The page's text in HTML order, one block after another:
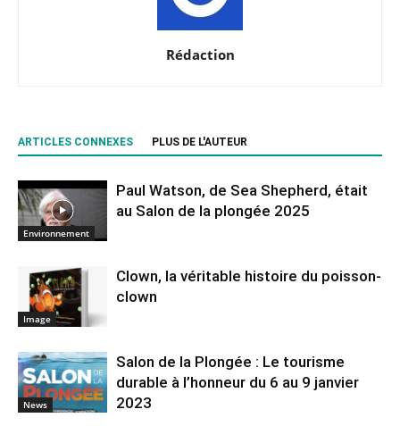
Rédaction
ARTICLES CONNEXES PLUS DE L'AUTEUR
Environnement
Paul Watson, de Sea Shepherd, était
au Salon de la plongée 2025
Image
Clown, la véritable histoire du poisson-
clown
News
Salon de la Plongée : Le tourisme
durable à l’honneur du 6 au 9 janvier
2023